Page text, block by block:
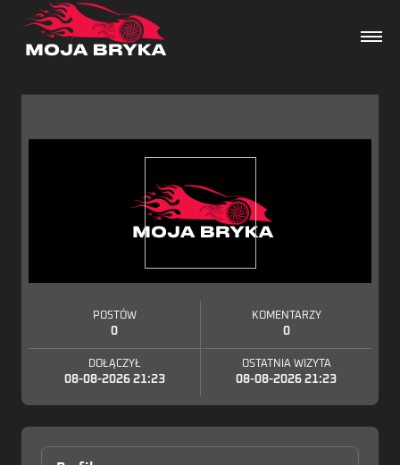
Wydarzenia
Artykuły
POSTÓW
0
KOMENTARZY
0
DOŁĄCZYŁ
08-08-2026 21:23
OSTATNIA WIZYTA
08-08-2026 21:23